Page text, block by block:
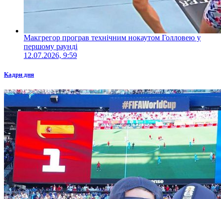
Макгрегор програв технічним нокаутом Голловею у
першому раунді
12.07.2026, 9:59
Кадри дня